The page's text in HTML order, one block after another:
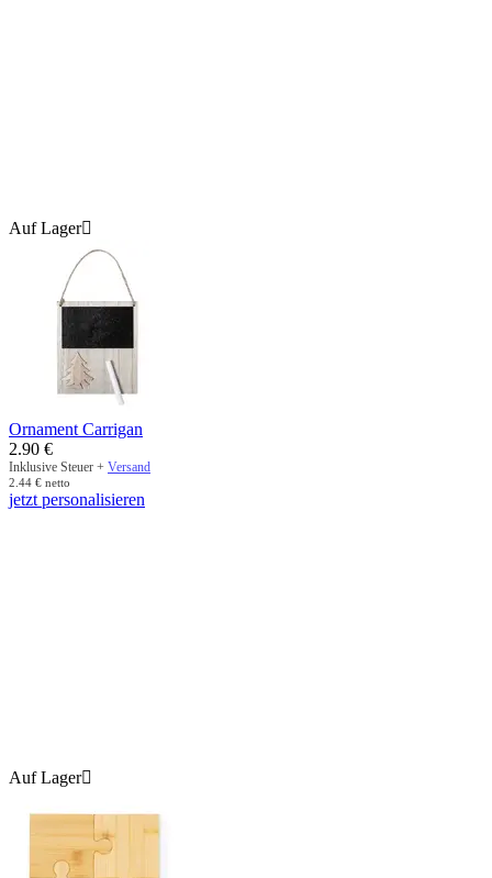
Auf Lager
Ornament Carrigan
2.90 €
Inklusive Steuer + Versand
2.44 € netto
jetzt personalisieren
Auf Lager